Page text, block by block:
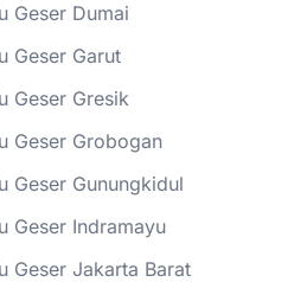
Geser Dumai
Geser Garut
Geser Gresik
Geser Grobogan
Geser Gunungkidul
Geser Indramayu
Geser Jakarta Barat